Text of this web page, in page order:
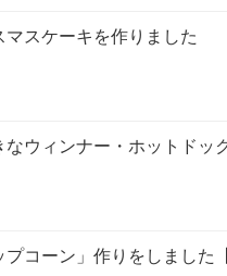
マスケーキを作りました
なウィンナー・ホットドッ
プコーン」作りをしました